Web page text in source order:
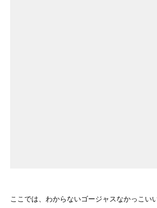
ここでは、わからないゴージャスなかっこい